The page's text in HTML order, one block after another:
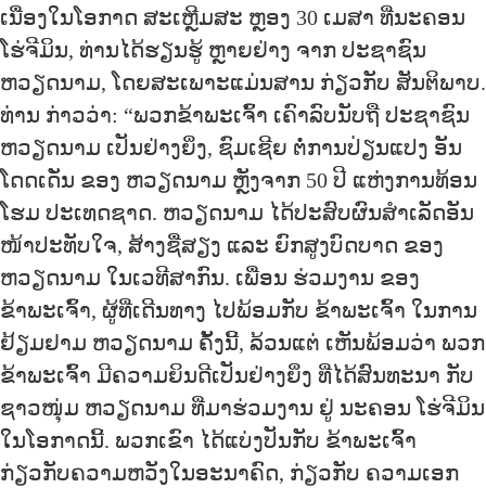
ເນື່ອງໃນໂອກາດ ສະເຫຼີມສະ ຫຼອງ 30 ເມສາ ທີ່ນະຄອນ
ໂຮ່ຈີມິນ, ທ່ານໄດ້ຮຽນຮູ້ ຫຼາຍຢ່າງ ຈາກ ປະຊາຊົນ
ຫວຽດນາມ, ໂດຍສະເພາະແມ່ນສານ ກ່ຽວກັບ ສັນຕິພາບ.
ທ່ານ ກ່າວວ່າ: “ພວກຂ້າພະເຈົ້າ ເຄົາລົບນັບຖື ປະຊາຊົນ
ຫວຽດນາມ ເປັນຢ່າງຍິ່ງ, ຊົມເຊີຍ ຕໍ່ການປ່ຽນແປງ ອັນ
ໂດດເດັ່ນ ຂອງ ຫວຽດນາມ ຫຼັງຈາກ 50 ປີ ແຫ່ງການທ້ອນ
ໂຮມ ປະເທດຊາດ. ຫວຽດນາມ ໄດ້ປະສົບຜົນສໍາເລັດອັນ
ໜ້າປະທັບໃຈ, ສ້າງຊື່ສຽງ ແລະ ຍົກສູງບົດບາດ ຂອງ
ຫວຽດນາມ ໃນເວທີສາກົນ. ເພື່ອນ ຮ່ວມງານ ຂອງ
ຂ້າພະເຈົ້າ, ຜູ້ທີ່ເດີນທາງ ໄປພ້ອມກັບ ຂ້າພະເຈົ້າ ໃນການ
ຢ້ຽມຢາມ ຫວຽດນາມ ຄັ້ງນີ້, ລ້ວນແຕ່ ເຫັນພ້ອມວ່າ ພວກ
ຂ້າພະເຈົ້າ ມີຄວາມຍິນດີເປັນຢ່າງຍິ່ງ ທີ່ໄດ້ສົນທະນາ ກັບ
ຊາວໜຸ່ມ ຫວຽດນາມ ທີ່ມາຮ່ວມງານ ຢູ່ ນະຄອນ ໂຮ່ຈີມິນ
ໃນໂອກາດນີ້. ພວກເຂົາ ໄດ້ແບ່ງປັນກັບ ຂ້າພະເຈົ້າ
ກ່ຽວກັບຄວາມຫວັງໃນອະນາຄົດ, ກ່ຽວກັບ ຄວາມເອກ